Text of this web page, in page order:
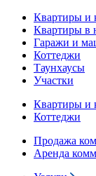
Квартиры и
Квартиры в
Гаражи и
Коттеджи
Таунхаусы
Участки
Квартиры и
Коттеджи
Продажа
Аренда